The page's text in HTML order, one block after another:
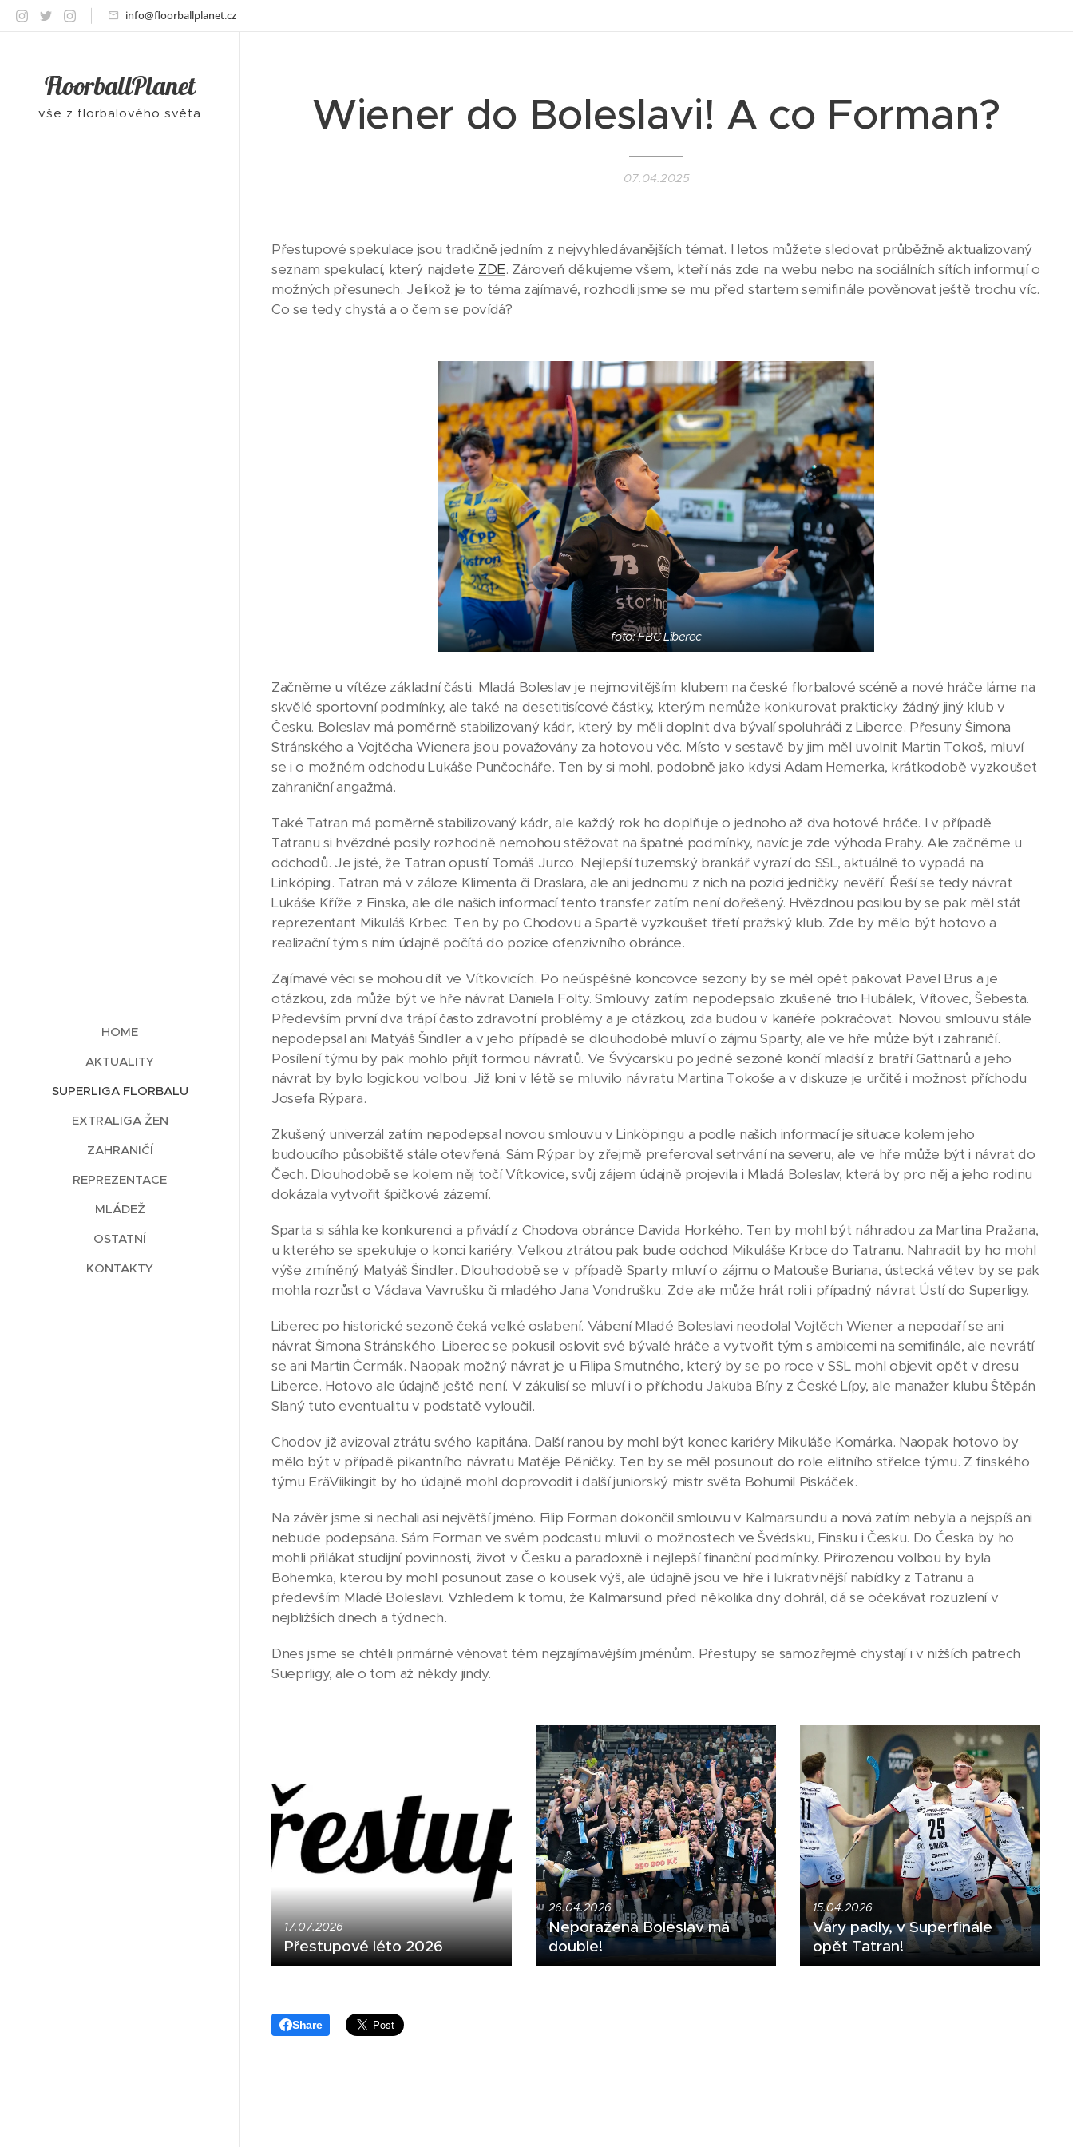
info@floorballplanet.cz
FloorballPlanet
vše z florbalového světa
HOME
AKTUALITY
SUPERLIGA FLORBALU
EXTRALIGA ŽEN
ZAHRANIČÍ
REPREZENTACE
MLÁDEŽ
OSTATNÍ
KONTAKTY
Wiener do Boleslavi! A co Forman?
07.04.2025
Přestupové spekulace jsou tradičně jedním z nejvyhledávanějších témat. I letos můžete sledovat průběžně aktualizovaný
seznam spekulací, který najdete ZDE. Zároveň děkujeme všem, kteří nás zde na webu nebo na sociálních sítích informují o
možných přesunech. Jelikož je to téma zajímavé, rozhodli jsme se mu před startem semifinále pověnovat ještě trochu víc.
Co se tedy chystá a o čem se povídá?
foto: FBC Liberec
Začněme u vítěze základní části. Mladá Boleslav je nejmovitějším klubem na české florbalové scéně a nové hráče láme na
skvělé sportovní podmínky, ale také na desetitisícové částky, kterým nemůže konkurovat prakticky žádný jiný klub v
Česku. Boleslav má poměrně stabilizovaný kádr, který by měli doplnit dva bývalí spoluhráči z Liberce. Přesuny Šimona
Stránského a Vojtěcha Wienera jsou považovány za hotovou věc. Místo v sestavě by jim měl uvolnit Martin Tokoš, mluví
se i o možném odchodu Lukáše Punčocháře. Ten by si mohl, podobně jako kdysi Adam Hemerka, krátkodobě vyzkoušet
zahraniční angažmá.
Také Tatran má poměrně stabilizovaný kádr, ale každý rok ho doplňuje o jednoho až dva hotové hráče. I v případě
Tatranu si hvězdné posily rozhodně nemohou stěžovat na špatné podmínky, navíc je zde výhoda Prahy. Ale začněme u
odchodů. Je jisté, že Tatran opustí Tomáš Jurco. Nejlepší tuzemský brankář vyrazí do SSL, aktuálně to vypadá na
Linköping. Tatran má v záloze Klimenta či Draslara, ale ani jednomu z nich na pozici jedničky nevěří. Řeší se tedy návrat
Lukáše Kříže z Finska, ale dle našich informací tento transfer zatím není dořešený. Hvězdnou posilou by se pak měl stát
reprezentant Mikuláš Krbec. Ten by po Chodovu a Spartě vyzkoušet třetí pražský klub. Zde by mělo být hotovo a
realizační tým s ním údajně počítá do pozice ofenzivního obránce.
Zajímavé věci se mohou dít ve Vítkovicích. Po neúspěšné koncovce sezony by se měl opět pakovat Pavel Brus a je
otázkou, zda může být ve hře návrat Daniela Folty. Smlouvy zatím nepodepsalo zkušené trio Hubálek, Vítovec, Šebesta.
Především první dva trápí často zdravotní problémy a je otázkou, zda budou v kariéře pokračovat. Novou smlouvu stále
nepodepsal ani Matyáš Šindler a v jeho případě se dlouhodobě mluví o zájmu Sparty, ale ve hře může být i zahraničí.
Posílení týmu by pak mohlo přijít formou návratů. Ve Švýcarsku po jedné sezoně končí mladší z bratří Gattnarů a jeho
návrat by bylo logickou volbou. Již loni v létě se mluvilo návratu Martina Tokoše a v diskuze je určitě i možnost příchodu
Josefa Rýpara.
Zkušený univerzál zatím nepodepsal novou smlouvu v Linköpingu a podle našich informací je situace kolem jeho
budoucího působiště stále otevřená. Sám Rýpar by zřejmě preferoval setrvání na severu, ale ve hře může být i návrat do
Čech. Dlouhodobě se kolem něj točí Vítkovice, svůj zájem údajně projevila i Mladá Boleslav, která by pro něj a jeho rodinu
dokázala vytvořit špičkové zázemí.
Sparta si sáhla ke konkurenci a přivádí z Chodova obránce Davida Horkého. Ten by mohl být náhradou za Martina Pražana,
u kterého se spekuluje o konci kariéry. Velkou ztrátou pak bude odchod Mikuláše Krbce do Tatranu. Nahradit by ho mohl
výše zmíněný Matyáš Šindler. Dlouhodobě se v případě Sparty mluví o zájmu o Matouše Buriana, ústecká větev by se pak
mohla rozrůst o Václava Vavrušku či mladého Jana Vondrušku. Zde ale může hrát roli i případný návrat Ústí do Superligy.
Liberec po historické sezoně čeká velké oslabení. Vábení Mladé Boleslavi neodolal Vojtěch Wiener a nepodaří se ani
návrat Šimona Stránského. Liberec se pokusil oslovit své bývalé hráče a vytvořit tým s ambicemi na semifinále, ale nevrátí
se ani Martin Čermák. Naopak možný návrat je u Filipa Smutného, který by se po roce v SSL mohl objevit opět v dresu
Liberce. Hotovo ale údajně ještě není. V zákulisí se mluví i o příchodu Jakuba Bíny z České Lípy, ale manažer klubu Štěpán
Slaný tuto eventualitu v podstatě vyloučil.
Chodov již avizoval ztrátu svého kapitána. Další ranou by mohl být konec kariéry Mikuláše Komárka. Naopak hotovo by
mělo být v případě pikantního návratu Matěje Pěničky. Ten by se měl posunout do role elitního střelce týmu. Z finského
týmu EräViikingit by ho údajně mohl doprovodit i další juniorský mistr světa Bohumil Piskáček.
Na závěr jsme si nechali asi největší jméno. Filip Forman dokončil smlouvu v Kalmarsundu a nová zatím nebyla a nejspíš ani
nebude podepsána. Sám Forman ve svém podcastu mluvil o možnostech ve Švédsku, Finsku i Česku. Do Česka by ho
mohli přilákat studijní povinnosti, život v Česku a paradoxně i nejlepší finanční podmínky. Přirozenou volbou by byla
Bohemka, kterou by mohl posunout zase o kousek výš, ale údajně jsou ve hře i lukrativnější nabídky z Tatranu a
především Mladé Boleslavi. Vzhledem k tomu, že Kalmarsund před několika dny dohrál, dá se očekávat rozuzlení v
nejbližších dnech a týdnech.
Dnes jsme se chtěli primárně věnovat těm nejzajímavějším jménům. Přestupy se samozřejmě chystají i v nižších patrech
Sueprligy, ale o tom až někdy jindy.
17.07.2026
Přestupové léto 2026
26.04.2026
Neporažená Boleslav má
double!
15.04.2026
Vary padly, v Superfinále
opět Tatran!
Share